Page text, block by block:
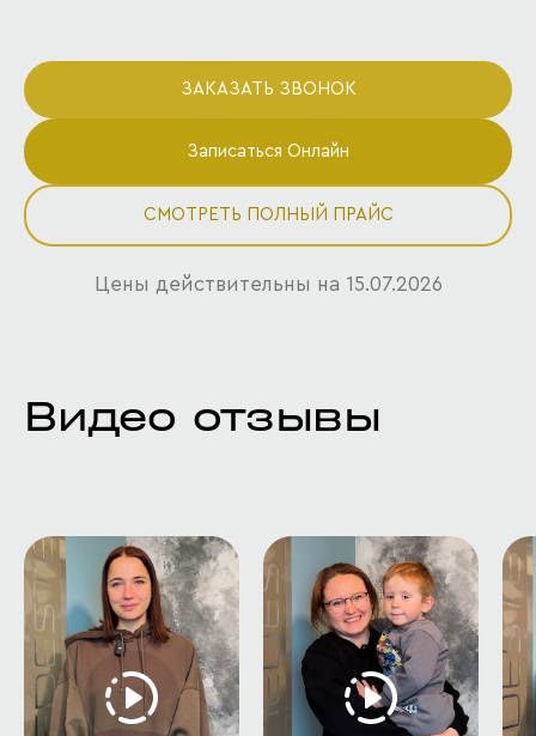
ЗАКАЗАТЬ ЗВОНОК
Записаться Онлайн
СМОТРЕТЬ ПОЛНЫЙ ПРАЙС
Цены действительны на 15.07.2026
Видео отзывы